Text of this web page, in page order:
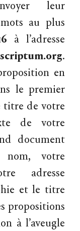
leur
au plus
à l’adresse
.
en
le premier
titre de votre
de votre
document
nom, votre
adresse
et le titre
propositions
à l’aveugle